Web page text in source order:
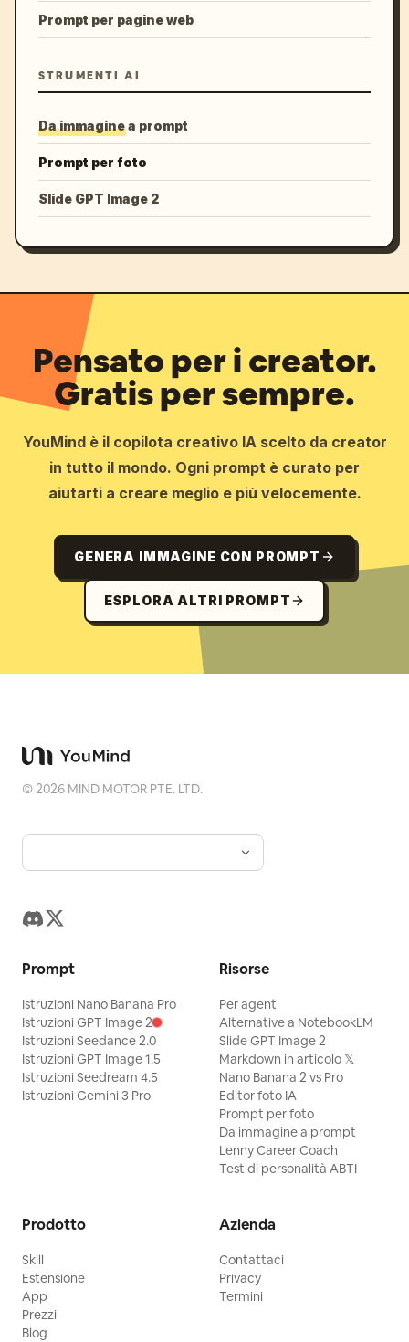
Prompt per pagine web
STRUMENTI AI
Da immagine a prompt
Prompt per foto
Slide GPT Image 2
Pensato per i creator.
Gratis per sempre.
YouMind è il copilota creativo IA scelto da creator
in tutto il mondo. Ogni prompt è curato per
aiutarti a creare meglio e più velocemente.
GENERA IMMAGINE CON PROMPT
ESPLORA ALTRI PROMPT
©2026 MIND MOTOR PTE. LTD.
Prompt
Istruzioni Nano Banana Pro
Istruzioni GPT Image 2
Istruzioni Seedance 2.0
Istruzioni GPT Image 1.5
Istruzioni Seedream 4.5
Istruzioni Gemini 3 Pro
Risorse
Per agent
Alternative a NotebookLM
Slide GPT Image 2
Markdown in articolo 𝕏
Nano Banana 2 vs Pro
Editor foto IA
Prompt per foto
Da immagine a prompt
Lenny Career Coach
Test di personalità ABTI
Prodotto
Skill
Estensione
App
Prezzi
Blog
Azienda
Contattaci
Privacy
Termini